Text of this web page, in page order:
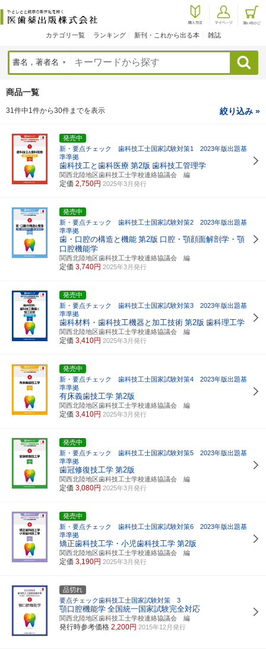
カテゴリ一覧 ランキング 新刊・これから出る本 雑誌
検索
商品一覧
31件中1件から30件までを表示 絞り込み »
発売中
新・要点チェック 歯科技工士国家試験対策1 2023年版出題基
準準拠
歯科技工と歯科医療 第2版 歯科技工管理学
関西北陸地区歯科技工士学校連絡協議会 編
定価 2,750円 2025年3月発行
発売中
新・要点チェック 歯科技工士国家試験対策2 2023年版出題基
準準拠
歯・口腔の構造と機能 第2版 口腔・顎顔面解剖学・顎
口腔機能学
関西北陸地区歯科技工士学校連絡協議会 編
定価 3,740円 2025年3月発行
発売中
新・要点チェック 歯科技工士国家試験対策3 2023年版出題基
準準拠
歯科材料・歯科技工機器と加工技術 第2版 歯科理工学
関西北陸地区歯科技工士学校連絡協議会 編
定価 3,410円 2025年3月発行
発売中
新・要点チェック 歯科技工士国家試験対策4 2023年版出題基
準準拠
有床義歯技工学 第2版
関西北陸地区歯科技工士学校連絡協議会 編
定価 3,410円 2025年3月発行
発売中
新・要点チェック 歯科技工士国家試験対策5 2023年版出題基
準準拠
歯冠修復技工学 第2版
関西北陸地区歯科技工士学校連絡協議会 編
定価 3,080円 2025年3月発行
発売中
新・要点チェック 歯科技工士国家試験対策6 2023年版出題基
準準拠
矯正歯科技工学・小児歯科技工学 第2版
関西北陸地区歯科技工士学校連絡協議会 編
定価 3,190円 2025年3月発行
品切れ
要点チェック歯科技工士国家試験対策 3
顎口腔機能学 全国統一国家試験完全対応
関西北陸地区歯科技工士学校連絡協議会 編
発行時参考価格 2,200円 2015年12月発行